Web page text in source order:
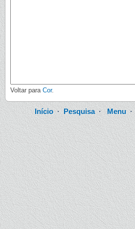
Voltar para Cor.
Início·Pesquisa·Menu·